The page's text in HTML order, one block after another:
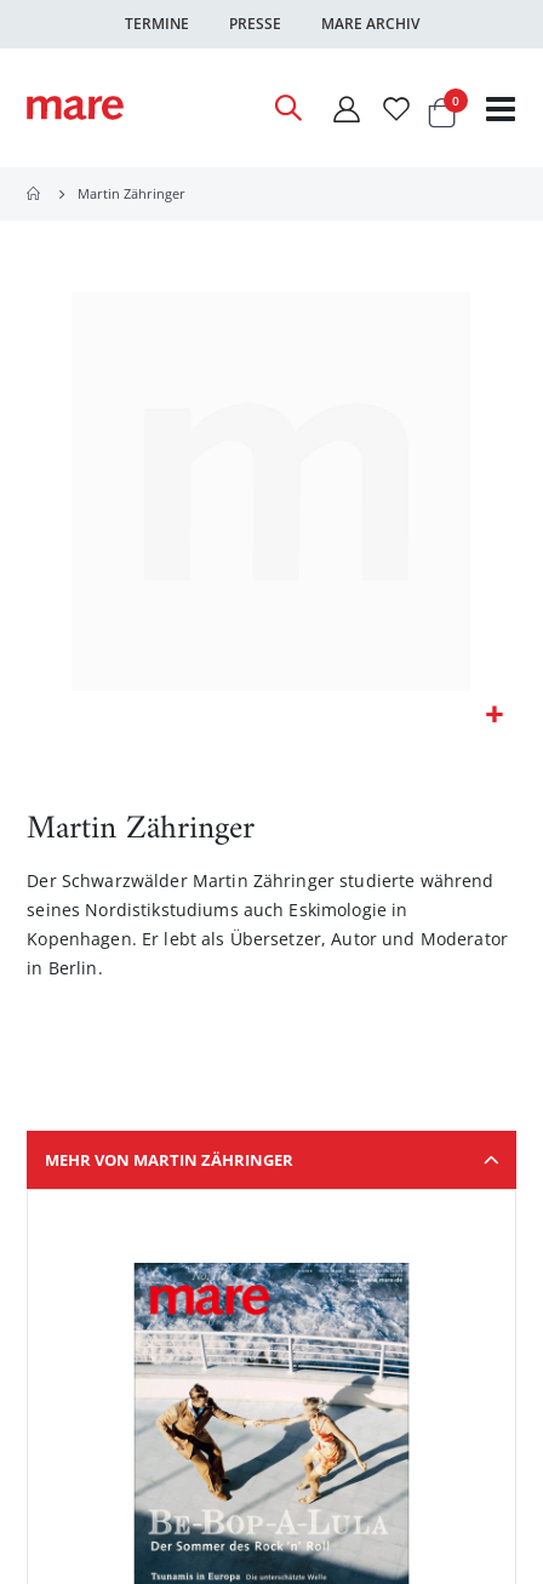
TERMINE PRESSE MARE ARCHIV
Warenkorb
0Artikel
Martin Zähringer
Bildgalerie
Martin Zähringer
Der Schwarzwälder Martin Zähringer studierte während
seines Nordistikstudiums auch Eskimologie in
Kopenhagen. Er lebt als Übersetzer, Autor und Moderator
in Berlin.
MEHR VON MARTIN ZÄHRINGER